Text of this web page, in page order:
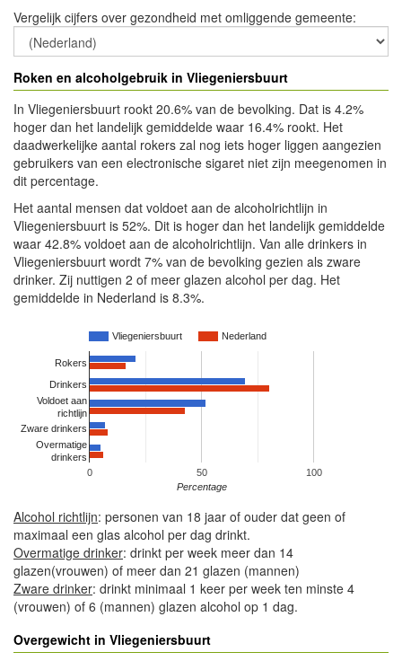
Vergelijk cijfers over gezondheid met omliggende gemeente:
Roken en alcoholgebruik in Vliegeniersbuurt
In Vliegeniersbuurt rookt 20.6% van de bevolking. Dat is 4.2%
hoger dan het landelijk gemiddelde waar 16.4% rookt. Het
daadwerkelijke aantal rokers zal nog iets hoger liggen aangezien
gebruikers van een electronische sigaret niet zijn meegenomen in
dit percentage.
Het aantal mensen dat voldoet aan de alcoholrichtlijn in
Vliegeniersbuurt is 52%. Dit is hoger dan het landelijk gemiddelde
waar 42.8% voldoet aan de alcoholrichtlijn. Van alle drinkers in
Vliegeniersbuurt wordt 7% van de bevolking gezien als zware
drinker. Zij nuttigen 2 of meer glazen alcohol per dag. Het
gemiddelde in Nederland is 8.3%.
Vliegeniersbuurt Nederland
0 50 100
Rokers
Drinkers
Voldoet aan
richtlijn
Zware drinkers
Overmatige
drinkers
Percentage
Alcohol richtlijn: personen van 18 jaar of ouder dat geen of
maximaal een glas alcohol per dag drinkt.
Overmatige drinker: drinkt per week meer dan 14
glazen(vrouwen) of meer dan 21 glazen (mannen)
Zware drinker: drinkt minimaal 1 keer per week ten minste 4
(vrouwen) of 6 (mannen) glazen alcohol op 1 dag.
Overgewicht in Vliegeniersbuurt